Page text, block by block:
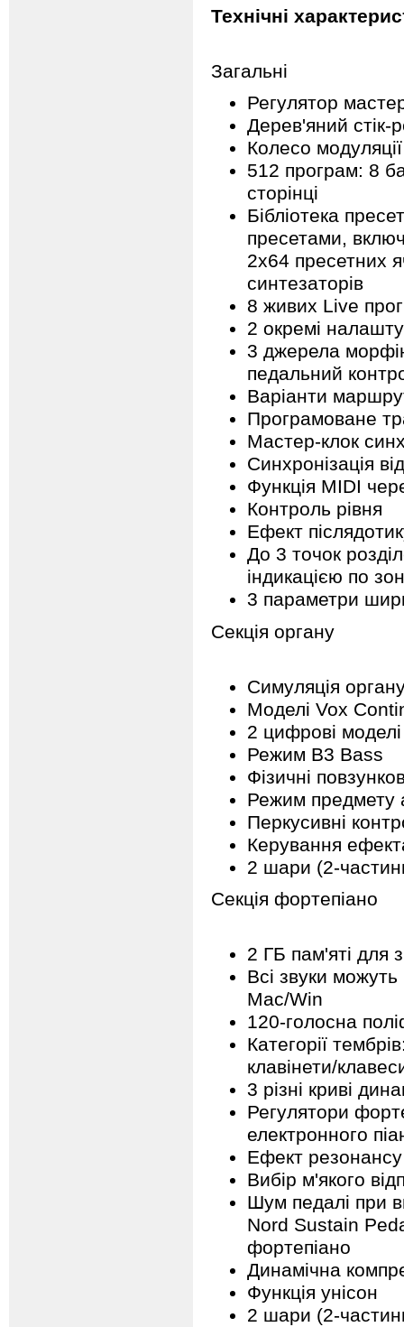
Технічні
Загальні
Регулятор
Дерев'яний стік-
Колесо модуляції
512 програм: 8
сторінці
Бібліотека
пресетами,
2x64 пресетних
синтезаторів
8 живих Live
2 окремі
3 джерела
педальний
Варіанти
Програмоване
Мастер-клок
Синхронізація
Функція MIDI
Контроль рівня
Ефект
До 3 точок
індикацією по
3 параметри
Секція органу
Симуляція
Моделі Vox
2 цифрові
Режим B3 Bass
Фізичні
Режим предмету
Перкусивні
Керування
2 шари (2-
Секція фортепіано
2 ГБ пам'яті для
Всі звуки
Mac/Win
120-голосна
Категорії
клавінети/
3 різні криві
Регулятори
електронного
Ефект резонансу
Вибір м'якого
Шум педалі при
Nord Sustain
фортепіано
Динамічна
Функція унісон
2 шари (2-